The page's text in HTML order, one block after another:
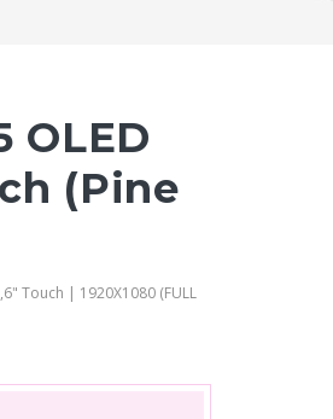
OLED
(Pine
Touch | 1920X1080 (FULL